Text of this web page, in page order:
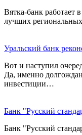
Вятка-банк работает
лучших
Уральский банк
Вот и наступил
Да, именно
инвестиции…
Банк "Русский
Банк "Русский